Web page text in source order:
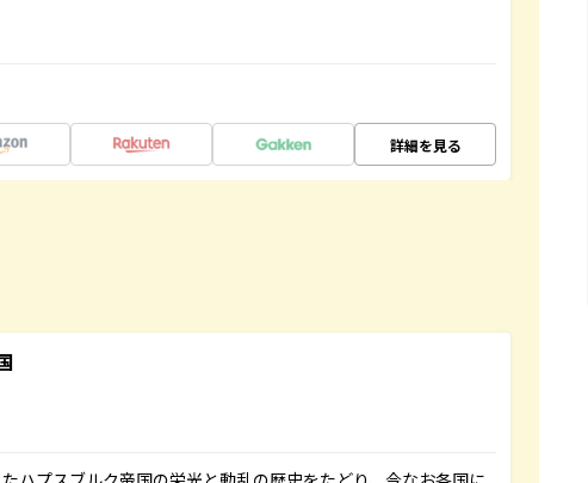
詳細を見る